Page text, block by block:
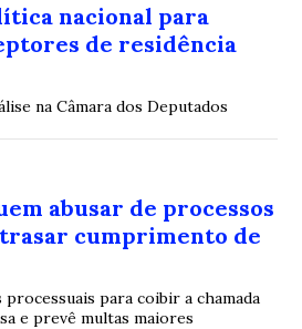
nacional para
de residência
na Câmara dos Deputados
abusar de processos
cumprimento de
para coibir a chamada
e prevê multas maiores